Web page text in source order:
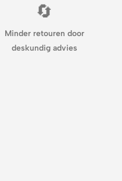
🔄
Minder retouren door
deskundig advies